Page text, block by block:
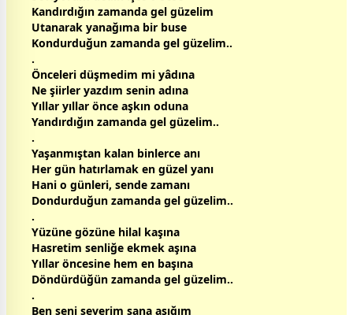
Kandırdığın zamanda gel güzelim
Utanarak yanağıma bir buse
Kondurduğun zamanda gel güzelim..
.
Önceleri düşmedim mi yâdına
Ne şiirler yazdım senin adına
Yıllar yıllar önce aşkın oduna
Yandırdığın zamanda gel güzelim..
.
Yaşanmıştan kalan binlerce anı
Her gün hatırlamak en güzel yanı
Hani o günleri, sende zamanı
Dondurduğun zamanda gel güzelim..
.
Yüzüne gözüne hilal kaşına
Hasretim senliğe ekmek aşına
Yıllar öncesine hem en başına
Döndürdüğün zamanda gel güzelim..
.
Ben seni severim sana aşığım